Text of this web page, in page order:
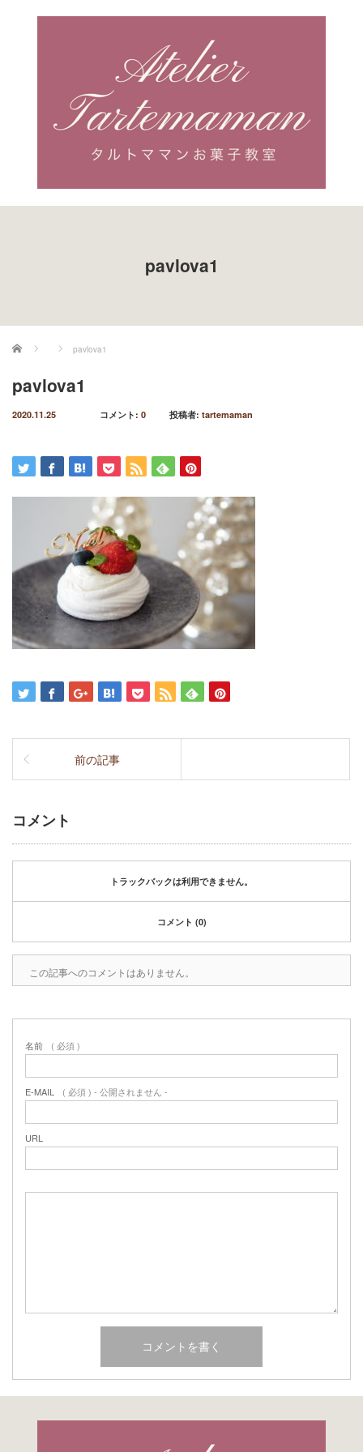
pavlova1
ホーム pavlova1
pavlova1
2020.11.25 コメント: 0 投稿者: tartemaman
前の記事
コメント
トラックバックは利用できません。
コメント (0)
この記事へのコメントはありません。
名前 ( 必須 )
E-MAIL ( 必須 ) - 公開されません -
URL